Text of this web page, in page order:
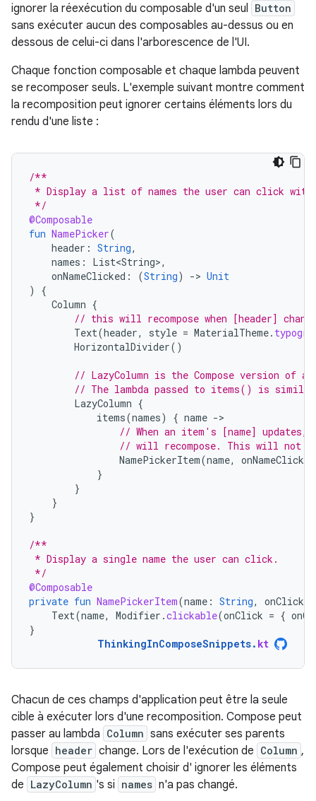
ignorer la réexécution du composable d'un seul Button
sans exécuter aucun des composables au-dessus ou en
dessous de celui-ci dans l'arborescence de l'UI.
Chaque fonction composable et chaque lambda peuvent
se recomposer seuls. L'exemple suivant montre comment
la recomposition peut ignorer certains éléments lors du
rendu d'une liste :
/**
* Display a list of names the user can click with
*/
@Composable
fun NamePicker(
header : String,
names : List<String>,
onNameClicked : (String) -> Unit
)
{
Column {
// this will recompose when [header]
Text(header, style = MaterialTheme.
HorizontalDivider()
// LazyColumn is the Compose version of a
// The lambda passed to items() is similar
LazyColumn {
items(names) { name -
// When an item's [name]
// will recompose. This will not
NamePickerItem(name, onNameClicked
}
}
}
}
/**
* Display a single name the user can click.
*/
@Composable
private fun NamePickerItem(name : String, onClicked
Text(name, Modifier .clickable(onClick = {
}
ThinkingInComposeSnippets. kt
Chacun de ces champs d'application peut être la seule
cible à exécuter lors d'une recomposition. Compose peut
passer au lambda Column sans exécuter ses parents
lorsque header change. Lors de l'exécution de Column ,
Compose peut également choisir d' ignorer les éléments
de LazyColumn 's si names n'a pas changé.